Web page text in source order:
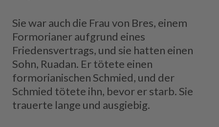
Sie war auch die Frau von Bres, einem
Formorianer aufgrund eines
Friedensvertrags, und sie hatten einen
Sohn, Ruadan. Er tötete einen
formorianischen Schmied, und der
Schmied tötete ihn, bevor er starb. Sie
trauerte lange und ausgiebig.